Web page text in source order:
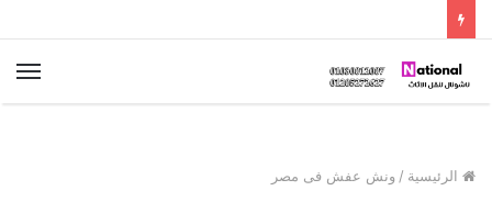
الرئيسية / ونش عفش فى مصر